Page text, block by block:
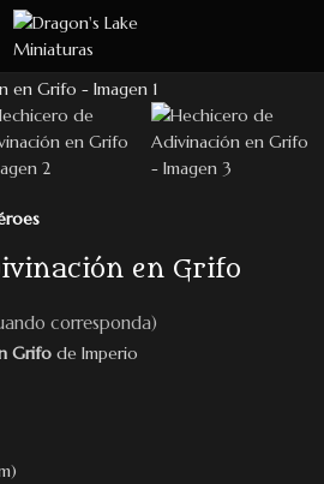
en Grifo
corresponda)
Grifo de Imperio